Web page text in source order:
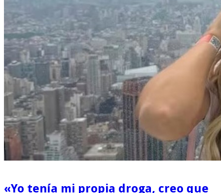
«Yo tenía mi propia droga, creo que